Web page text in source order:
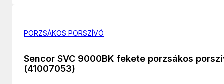
PORZSÁKOS PORSZÍVÓ
Sencor SVC 9000BK fekete porzsákos
(41007053)